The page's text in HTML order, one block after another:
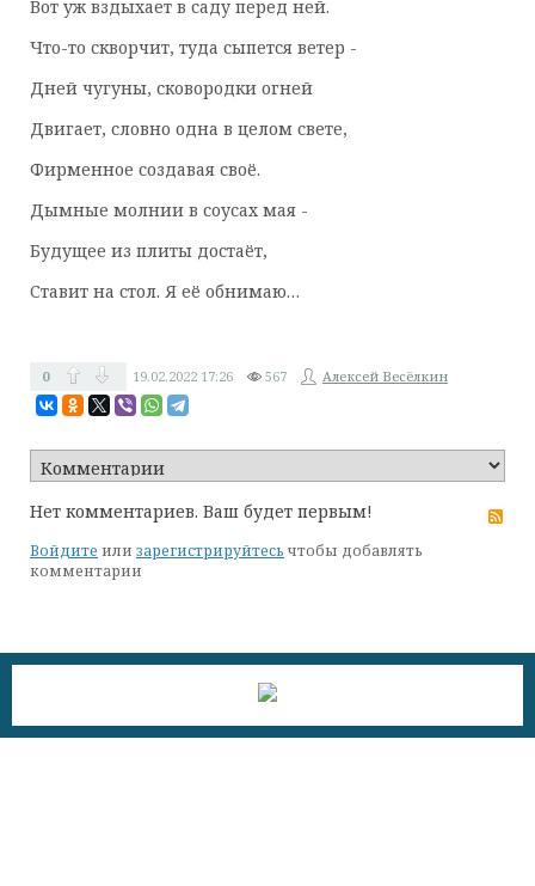
Вот уж вздыхает в саду перед ней.
Что-то скворчит, туда сыпется ветер -
Дней чугуны, сковородки огней
Двигает, словно одна в целом свете,
Фирменное создавая своё.
Дымные молнии в соусах мая -
Будущее из плиты достаёт,
Ставит на стол. Я её обнимаю…
0 19.02.2022 17:26 567 Алексей Весёлкин
Нет комментариев. Ваш будет первым!
Войдите или зарегистрируйтесь чтобы добавлять
комментарии